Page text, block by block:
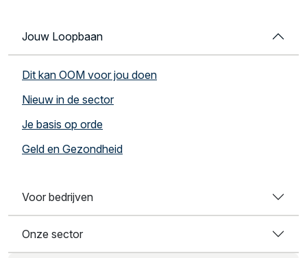
Jouw Loopbaan
Dit kan OOM voor jou doen
Nieuw in de sector
Je basis op orde
Geld en Gezondheid
Voor bedrijven
Onze sector